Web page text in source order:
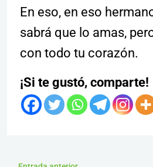
En eso, en eso
sabrá que lo amas,
con todo tu corazón.
¡Si te gustó, comparte!